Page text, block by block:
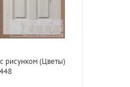
рисунком (Цветы)